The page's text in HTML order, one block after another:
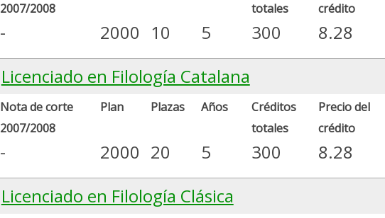
2007/2008
totales
crédito
- 2000 10 5 300 8.28
Licenciado en Filología Catalana
Nota de corte
2007/2008
Plan Plazas Años
Créditos
totales
Precio del
crédito
- 2000 20 5 300 8.28
Licenciado en Filología Clásica